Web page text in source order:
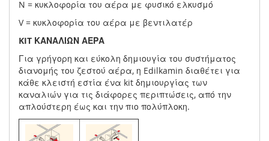
N = κυκλοφορία του αέρα με φυσικό ελκυσμό
V = κυκλοφορία του αέρα με βεντιλατέρ
KIT ΚΑΝΑΛΙΩΝ ΑΕΡΑ
Για γρήγορη και εύκολη δημιουγία του συστήματος
διανομής του ζεστού αέρα, η Edilkamin διαθέτει για
κάθε κλειστή εστία ένα kit δημιουργίας των
καναλιών για τις διάφορες περιπτώσεις, από την
απλούστερη έως και την πιο πολύπλοκη.